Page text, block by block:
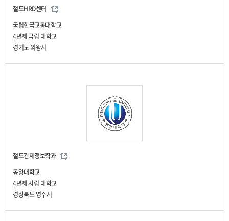
철도HRD센터
국립한국교통대학교
4년제 국립 대학교
경기도 의왕시
철도관제정보학과
동양대학교
4년제 사립 대학교
경상북도 영주시